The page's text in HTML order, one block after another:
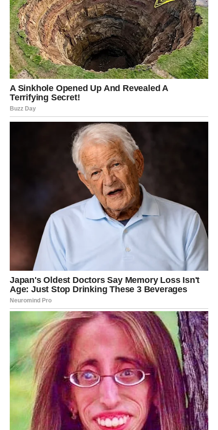
sigurnosti i topline.
Za zauzete Rakove ovo je dan kada partner može
pokazati koliko mu je stalo kroz gest koji se dugo pamti.
Fatalna odluka: da li verujete svom srcu bez straha?
Lav
Lavovi danas dobijaju pažnju koju su dugo priželjkivali.
Moguće je javljanje osobe koja je ranije bila suzdržana, ali
sada želi više. Strast i privlačnost su naglašeni.
U vezi dolazi do razgovora koji može potpuno promeniti
odnos na bolje, ako budete iskreni.
Fatalna odluka: da li spuštate gard i pokazujete ranjivost?
Devica
Device danas mogu doživeti emotivno iznenađenje.
Poruka od nekoga ko je dugo ćutao može vas zateći
nespremne. Osećanja koja su bila potisnuta sada izlaze
na površinu.
Zauzete Device shvataju da je vreme za iskren razgovor
sa partnerom o stvarima koje su gurane pod tepih.
Fatalna odluka: da li govorite ono što zaista osećate?
Vaga
Vage danas imaju sudbinski susret. Neko koga
upoznajete može ostaviti utisak kao da se znate